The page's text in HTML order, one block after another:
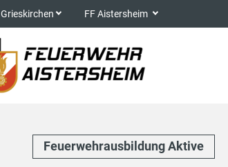
Grieskirchen FF Aistersheim
Feuerwehrausbildung Aktive